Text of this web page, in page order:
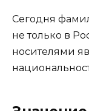
Сегодня
не только в
носителями